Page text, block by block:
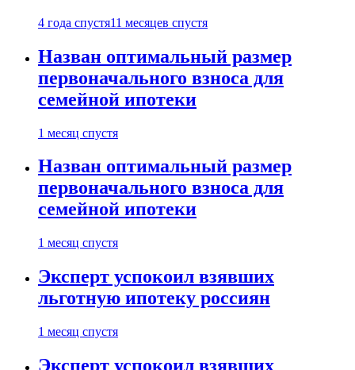
4 года спустя11 месяцев спустя
Назван оптимальный размер
первоначального взноса для
семейной ипотеки
1 месяц спустя
Назван оптимальный размер
первоначального взноса для
семейной ипотеки
1 месяц спустя
Эксперт успокоил взявших
льготную ипотеку россиян
1 месяц спустя
Эксперт успокоил взявших